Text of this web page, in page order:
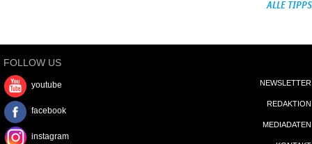
ALLE TIPPS
FOLLOW US
youtube
facebook
instagram
NEWSLETTER
REDAKTION
MEDIADATEN